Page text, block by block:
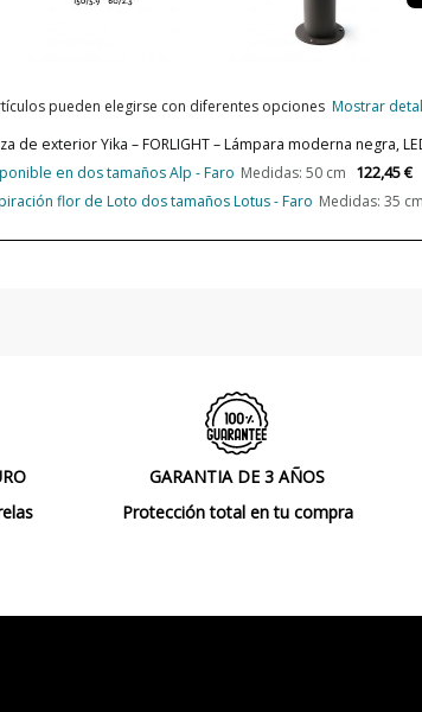
pueden elegirse con diferentes opciones Mostrar
de exterior Yika – FORLIGHT – Lámpara moderna negra,
en dos tamaños Alp - Faro Medidas: 50 cm 122,45 €
flor de Loto dos tamaños Lotus - Faro Medidas: 35 cm
GARANTIA DE 3 AÑOS
Protección total en tu compra